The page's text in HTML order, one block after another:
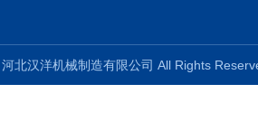
河北汉洋机械制造有限公司 All Rights